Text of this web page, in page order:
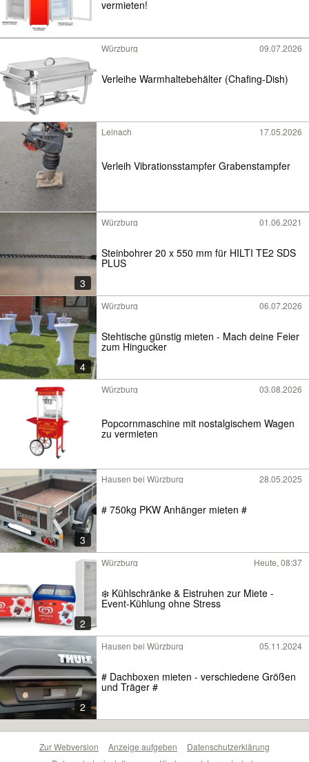
vermieten!
Würzburg 09.07.2026
Verleihe Warmhaltebehälter (Chafing-Dish)
Leinach 17.05.2026
Verleih Vibrationsstampfer Grabenstampfer
3
Würzburg 01.06.2021
Steinbohrer 20 x 550 mm für HILTI TE2 SDS
PLUS
4
Würzburg 06.07.2026
Stehtische günstig mieten - Mach deine Feier
zum Hingucker
Würzburg 03.08.2026
Popcornmaschine mit nostalgischem Wagen
zu vermieten
3
Hausen bei Würzburg 28.05.2025
# 750kg PKW Anhänger mieten #
2
Würzburg Heute, 08:37
❄️ Kühlschränke & Eistruhen zur Miete -
Event-Kühlung ohne Stress
2
Hausen bei Würzburg 05.11.2024
# Dachboxen mieten - verschiedene Größen
und Träger #
Zur Webversion Anzeige aufgeben
Datenschutzerklärung